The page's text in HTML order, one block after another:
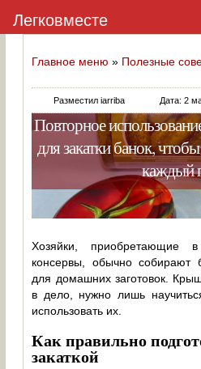
Главное меню » Полезные
Разместил iarriba Дата: 2
Повторное
для закатки банок,
каждый
Хозяйки, приобретающие
консервы, обычно
для домашних заготовок.
в дело, нужно лишь
использовать их.
Как правильно
закаткой
Легковместе